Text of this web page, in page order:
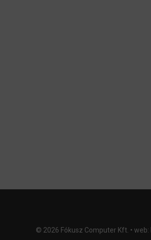
© 2026 Fókusz Computer Kft. • web: